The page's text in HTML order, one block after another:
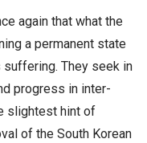
again that what the
a permanent state
They seek in
progress in inter-
slightest hint of
of the South Korean